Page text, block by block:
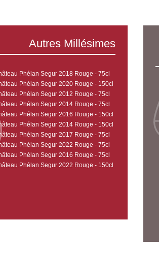
Autres Millésimes
Phélan Segur 2018 Rouge - 75cl
Phélan Segur 2020 Rouge - 150cl
Phélan Segur 2012 Rouge - 75cl
Phélan Segur 2014 Rouge - 75cl
Phélan Segur 2016 Rouge - 150cl
Phélan Segur 2014 Rouge - 150cl
Phélan Segur 2017 Rouge - 75cl
Phélan Segur 2022 Rouge - 75cl
Phélan Segur 2016 Rouge - 75cl
Phélan Segur 2022 Rouge - 150cl